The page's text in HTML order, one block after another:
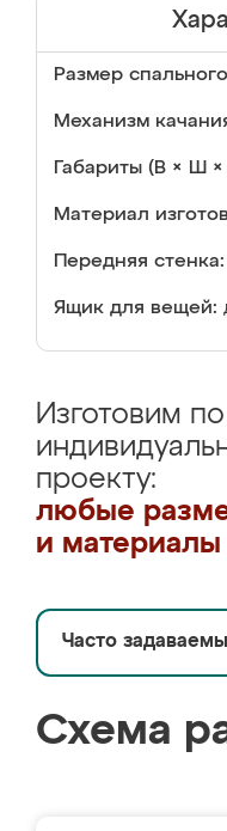
Размер
Механизм
Габариты (В × Ш ×
Материал
Передняя стенка:
Ящик для вещей:
Изготовим по
проекту:
любые
и материалы
Часто
Схема